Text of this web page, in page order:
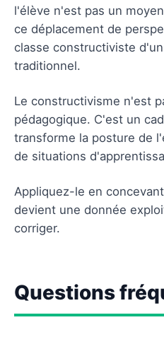
l'élève n'est pas un
ce déplacement de
classe constructiviste
traditionnel.
Le constructivisme n'est
pédagogique. C'est un
transforme la posture de
de situations
Appliquez-le en
devient une donnée
corriger.
Questions